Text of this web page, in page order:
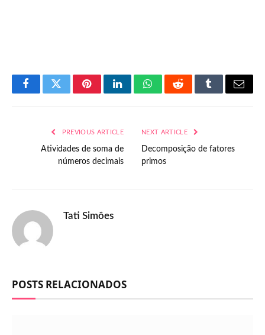
FacebookTwitterPinterestLinkedInWhatsAppRedditTumblrEmail
PREVIOUS ARTICLE
Atividades de soma de
números decimais
NEXT ARTICLE
Decomposição de fatores
primos
Tati Simões
POSTS RELACIONADOS